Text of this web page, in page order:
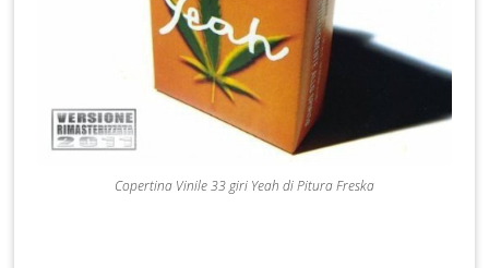
Copertina Vinile 33 giri Yeah di Pitura Freska